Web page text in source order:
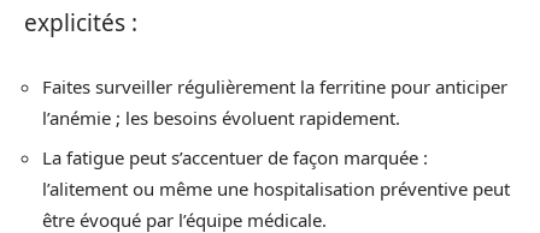
explicités :
Faites surveiller régulièrement la ferritine pour anticiper
l’anémie ; les besoins évoluent rapidement.
La fatigue peut s’accentuer de façon marquée :
l’alitement ou même une hospitalisation préventive peut
être évoqué par l’équipe médicale.